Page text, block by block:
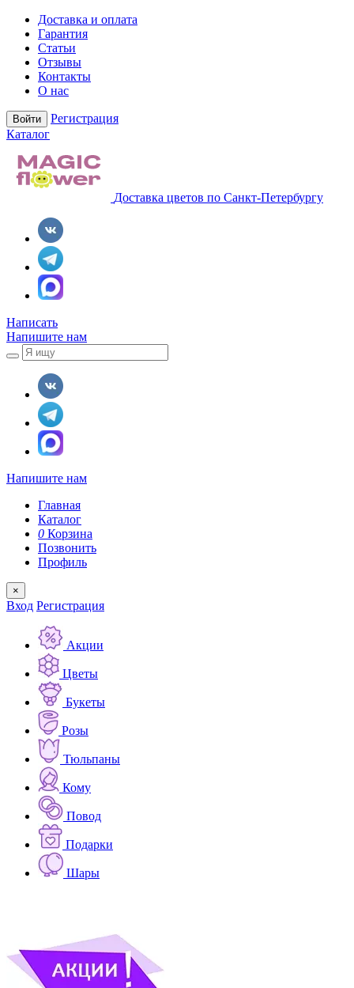
Доставка и оплата
Гарантия
Статьи
Отзывы
Контакты
О нас
Войти
Регистрация
Каталог
Доставка цветов по Санкт-Петербургу
Написать
Напишите нам
Напишите нам
Главная
Каталог
0 Корзина
Позвонить
Профиль
×
Вход Регистрация
Акции
Цветы
Букеты
Розы
Тюльпаны
Кому
Повод
Подарки
Шары